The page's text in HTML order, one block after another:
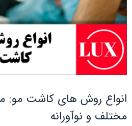
مختلف و نوآورانه